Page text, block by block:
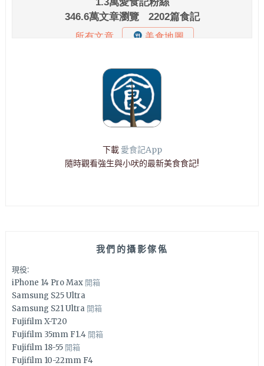
下載 愛食記App
隨時觀看強生與小吠的最新美食食記!
我們的攝影傢俬
現役:
iPhone 14 Pro Max 開箱
Samsung S25 Ultra
Samsung S21 Ultra 開箱
Fujifilm X-T20
Fujifilm 35mm F1.4 開箱
Fujifilm 18-55 開箱
Fujifilm 10-22mm F4